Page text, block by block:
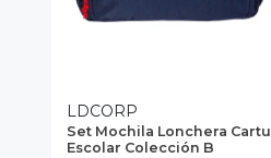
LDCORP
Set Mochila Lonchera
Escolar Colección B